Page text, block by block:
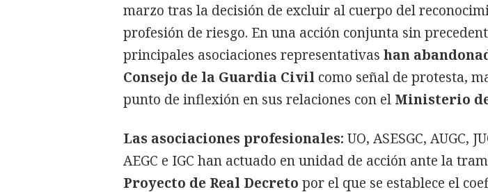
marzo tras la decisión de excluir al cuerpo del
profesión de riesgo. En una acción conjunta sin
principales asociaciones representativas han
Consejo de la Guardia Civil como señal de protesta,
punto de inflexión en sus relaciones con el Ministerio
Las asociaciones profesionales: UO, ASESGC, AUGC,
AEGC e IGC han actuado en unidad de acción ante la
Proyecto de Real Decreto por el que se establece el